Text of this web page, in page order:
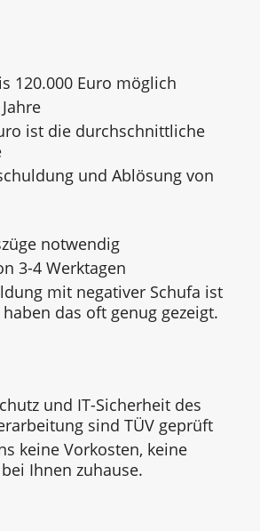
120.000 Euro möglich
ist die durchschnittliche
und Ablösung von
notwendig
3-4 Werktagen
mit negativer Schufa ist
das oft genug gezeigt.
und IT-Sicherheit des
sind TÜV geprüft
keine Vorkosten, keine
Ihnen zuhause.